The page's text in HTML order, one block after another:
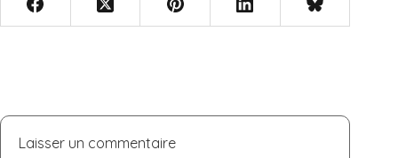
Laisser un commentaire